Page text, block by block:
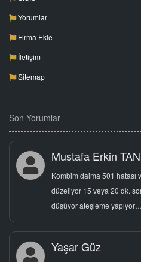
Yorumlar
Firma Ekle
İletişim
Sitemap
Son Yorumlar
Mustafa Erkin
Kombim daima 501 hatası
düzeliyor 15 veya 20 dk.
düşüyor ateşleme yapıyor…
Yaşar Güz